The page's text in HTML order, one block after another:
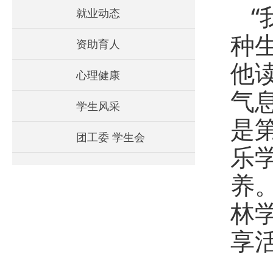
就业动态
资助育人
心理健康
学生风采
团工委 学生会
“
种
他
气
是
乐
养
林
享